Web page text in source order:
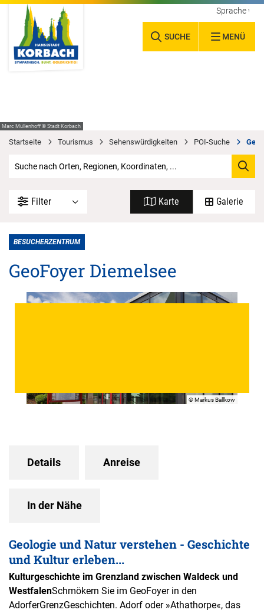
SUCHE MENÜ
Sprache
Marc Müllenhoff © Stadt Korbach
Startseite Tourismus Sehenswürdigkeiten POI-Suche
Filter Karte Galerie
BESUCHERZENTRUM
GeoFoyer Diemelsee
© Markus Ballkow
Details Anreise
In der Nähe
Geologie und Natur verstehen - Geschichte
und Kultur erleben...
Kulturgeschichte im Grenzland zwischen Waldeck und
WestfalenSchmökern Sie im GeoFoyer in den
AdorferGrenzGeschichten. Adorf oder »Athathorpe«, das